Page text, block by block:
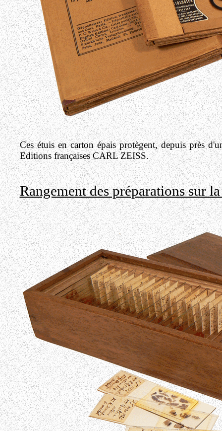
Ces étuis en carton épais protègent, depuis près
Editions françaises CARL ZEISS.
Rangement des préparations sur